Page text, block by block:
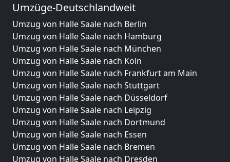
Umzüge-Deutschlandweit
Umzug von Halle Saale nach Berlin
Umzug von Halle Saale nach Hamburg
Umzug von Halle Saale nach München
Umzug von Halle Saale nach Köln
Umzug von Halle Saale nach Frankfurt am Main
Umzug von Halle Saale nach Stuttgart
Umzug von Halle Saale nach Düsseldorf
Umzug von Halle Saale nach Leipzig
Umzug von Halle Saale nach Dortmund
Umzug von Halle Saale nach Essen
Umzug von Halle Saale nach Bremen
Umzug von Halle Saale nach Dresden